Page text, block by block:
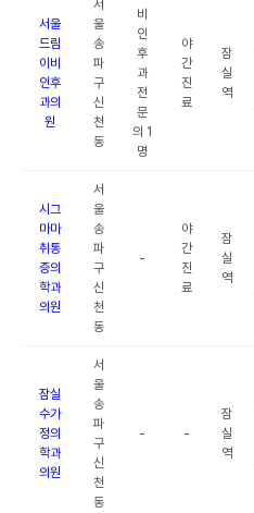
서울
드림
이비
인후
과의
원
서
울
송
파
구
신
천
동
비
인
후
과
전
문
의 1
명
야
간
진
료
잠
실
역
시그
마마
취통
증의
학과
의원
서
울
송
파
구
신
천
동
-
야
간
진
료
잠
실
역
잠실
수가
정의
학과
의원
서
울
송
파
구
신
천
동
- -
잠
실
역